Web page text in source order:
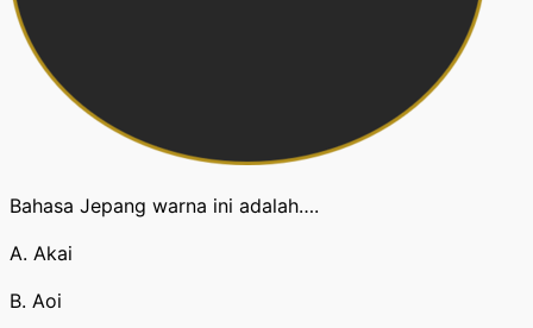
Bahasa Jepang warna ini adalah….
A. Akai
B. Aoi